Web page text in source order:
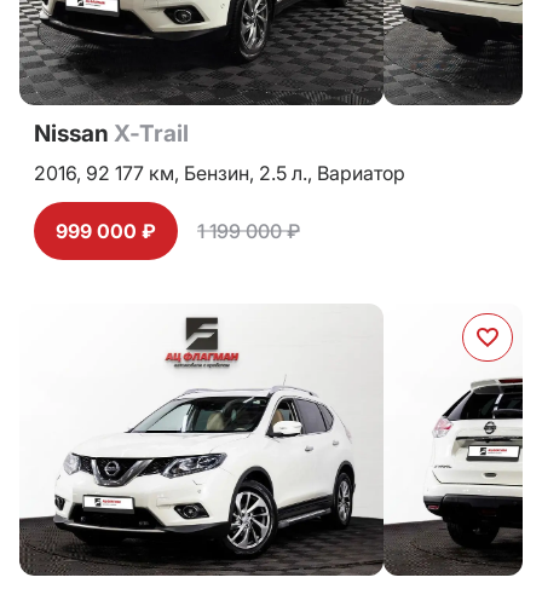
Nissan X-Trail
2016, 92 177 км, Бензин, 2.5 л., Вариатор
999 000 ₽ 1 199 000 ₽